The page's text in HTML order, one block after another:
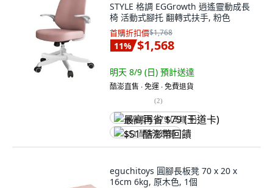
STYLE 格調 EGGrowth 逍遙靈動成長
椅 活動式腳托 翻轉式扶手, 粉色
首購折扣價$1,768
11% $1,568
明天 8/9 (日) 預計送達
酷澎直售 ∙ 免運 ∙ 免費退貨
(2)
最高再省 $79 (王道卡)
$51 酷澎幣回饋
eguchitoys 圓腳長板凳 70 x 20 x
16cm 6kg, 原木色, 1個